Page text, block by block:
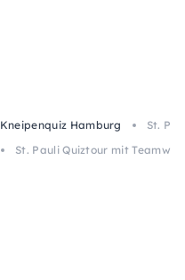
Kneipenquiz Hamburg
St.
St. Pauli Quiztour mit